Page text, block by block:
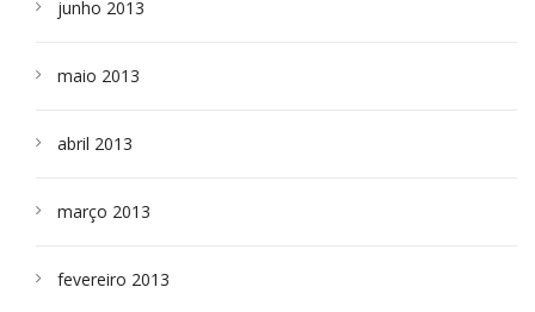
junho 2013
maio 2013
abril 2013
março 2013
fevereiro 2013